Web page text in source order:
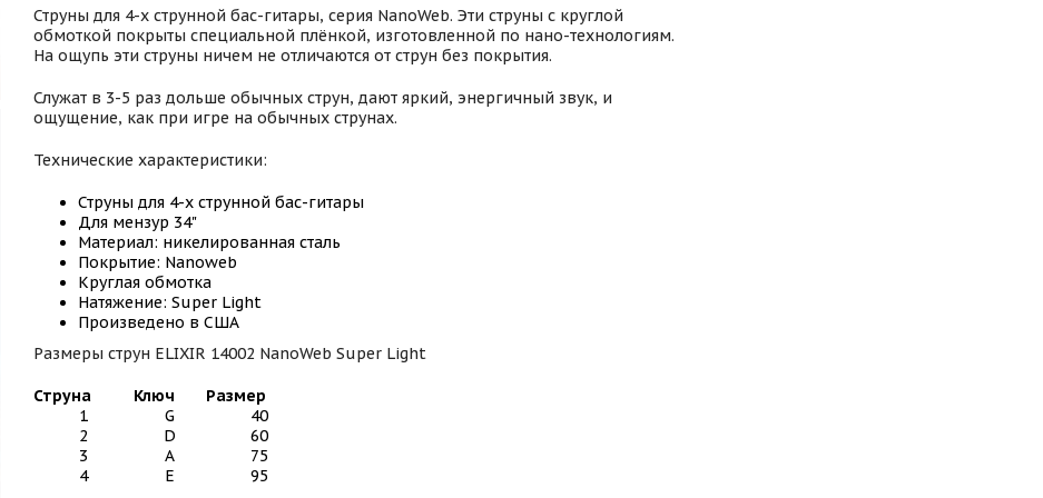
Струны для 4-х струнной бас-гитары, серия NanoWeb. Эти струны с круглой
обмоткой покрыты специальной плёнкой, изготовленной по нано-технологиям.
На ощупь эти струны ничем не отличаются от струн без покрытия.
Служат в 3-5 раз дольше обычных струн, дают яркий, энергичный звук, и
ощущение, как при игре на обычных струнах.
Технические характеристики:
Струны для 4-х струнной бас-гитары
Для мензур 34"
Материал: никелированная сталь
Покрытие: Nanoweb
Круглая обмотка
Натяжение: Super Light
Произведено в США
Размеры струн ELIXIR 14002 NanoWeb Super Light
Струна Ключ
Размер
1
G
40
2
D
60
3
A
75
4
E 95